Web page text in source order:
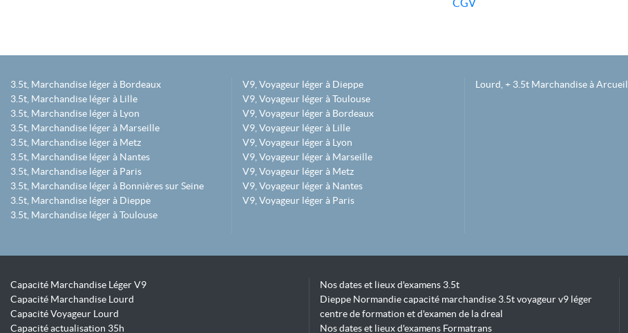
CGV
3.5t, Marchandise léger à Bordeaux
3.5t, Marchandise léger à Lille
3.5t, Marchandise léger à Lyon
3.5t, Marchandise léger à Marseille
3.5t, Marchandise léger à Metz
3.5t, Marchandise léger à Nantes
3.5t, Marchandise léger à Paris
3.5t, Marchandise léger à Bonnières sur Seine
3.5t, Marchandise léger à Dieppe
3.5t, Marchandise léger à Toulouse
V9, Voyageur léger à Dieppe
V9, Voyageur léger à Toulouse
V9, Voyageur léger à Bordeaux
V9, Voyageur léger à Lille
V9, Voyageur léger à Lyon
V9, Voyageur léger à Marseille
V9, Voyageur léger à Metz
V9, Voyageur léger à Nantes
V9, Voyageur léger à Paris
Lourd, + 3.5t Marchandise à Arcueil
Capacité Marchandise Léger V9
Capacité Marchandise Lourd
Capacité Voyageur Lourd
Capacité actualisation 35h
Nos dates et lieux d'examens 3.5t
Dieppe Normandie capacité marchandise 3.5t voyageur v9 léger
centre de formation et d'examen de la dreal
Nos dates et lieux d'examens Formatrans